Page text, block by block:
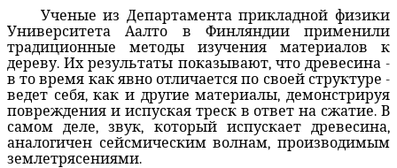
Ученые из Департамента прикладной физики
Университета Аалто в Финляндии применили
традиционные методы изучения материалов к
дереву. Их результаты показывают, что древесина -
в то время как явно отличается по своей структуре -
ведет себя, как и другие материалы, демонстрируя
повреждения и испуская треск в ответ на сжатие. В
самом деле, звук, который испускает древесина,
аналогичен сейсмическим волнам, производимым
землетрясениями.